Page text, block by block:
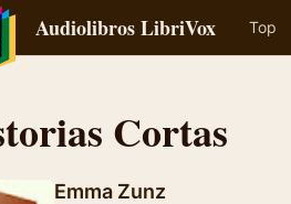
Audiolibros LibriVox Top
Cortas
Emma Zunz